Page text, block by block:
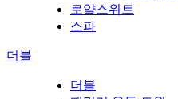
로얄스위트
스파
더블
더블